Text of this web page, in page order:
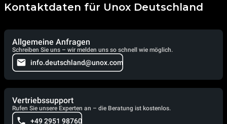
Kontaktdaten für Unox Deutschland
Allgemeine Anfragen
Schreiben Sie uns – wir melden uns so schnell wie möglich.
info.deutschland@unox.com
Vertriebssupport
Rufen Sie unsere Experten an – die Beratung ist kostenlos.
+49 2951 98760